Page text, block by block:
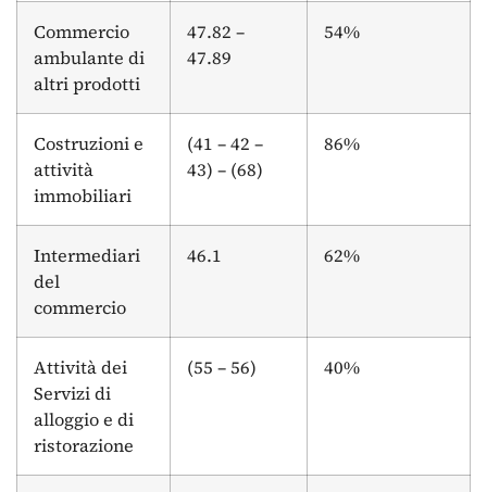
Commercio
ambulante di
altri prodotti
47.82 –
47.89
54%
Costruzioni e
attività
immobiliari
(41 – 42 –
43) – (68)
86%
Intermediari
del
commercio
46.1 62%
Attività dei
Servizi di
alloggio e di
ristorazione
(55 – 56) 40%